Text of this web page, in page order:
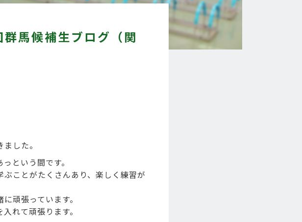
馬候補生ブログ（関
した。
という間です。
ことがたくさんあり、楽しく練習が
頑張っています。
れて頑張ります。